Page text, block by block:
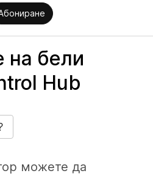
на бели
Hub
можете да